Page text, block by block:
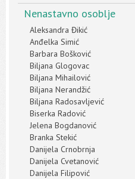
Nenastavno osoblje
Aleksandra Đikić
Anđelka Simić
Barbara Bošković
Biljana Glogovac
Biljana Mihailović
Biljana Nerandžić
Biljana Radosavljević
Biserka Radović
Jelena Bogdanović
Branka Stekić
Danijela Crnobrnja
Danijela Cvetanović
Danijela Filipović